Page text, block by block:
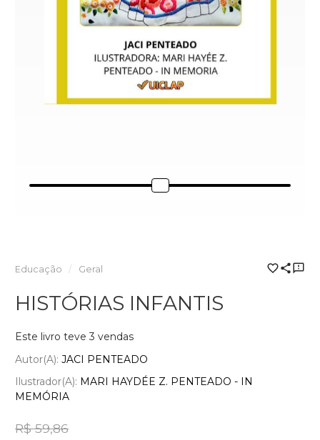
Educação Geral
HISTÓRIAS INFANTIS
Este livro teve 3 vendas
Autor(a): JACI PENTEADO
Ilustrador(a): MARI HAYDÉE Z. PENTEADO - IN
MEMÓRIA
R$ 59,86